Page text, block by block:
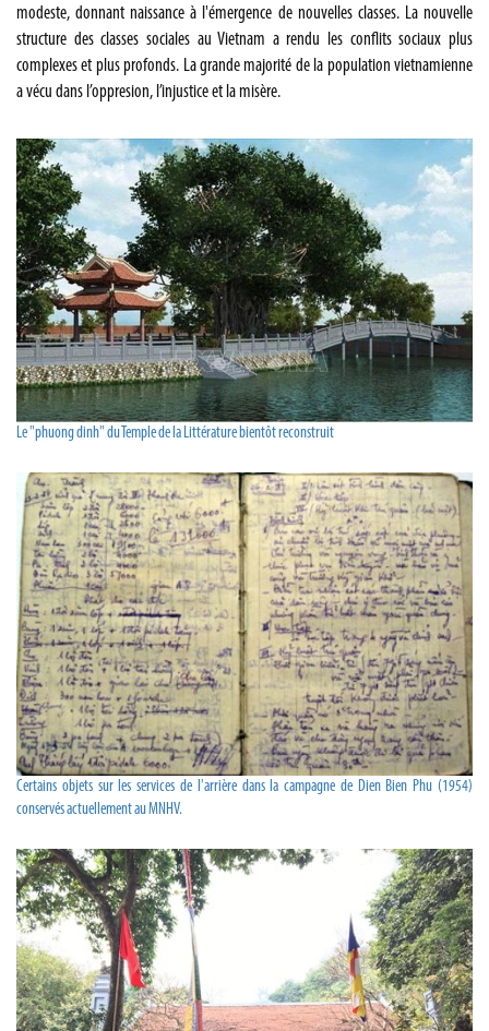
modeste, donnant naissance à l'émergence de nouvelles classes. La nouvelle
structure des classes sociales au Vietnam a rendu les conflits sociaux plus
complexes et plus profonds. La grande majorité de la population vietnamienne
a vécu dans l’oppresion, l’injustice et la misère.
Le "phuong dinh" du Temple de la Littérature bientôt reconstruit
Certains objets sur les services de l'arrière dans la campagne de Dien Bien Phu (1954)
conservés actuellement au MNHV.